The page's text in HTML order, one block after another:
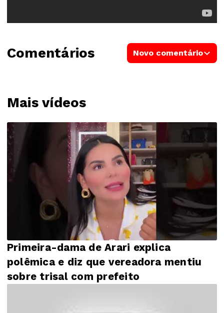
Mais vídeos
Primeira-dama de Arari explica
polêmica e diz que vereadora mentiu
sobre trisal com prefeito
Comentários Novo comentário